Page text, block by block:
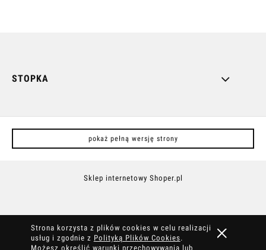
Strona korzysta z plików cookies w celu realizacji
usług i zgodnie z Polityką Plików Cookies.
Możesz określić warunki przechowywania lub
STOPKA
pokaż pełną wersję strony
Sklep internetowy Shoper.pl